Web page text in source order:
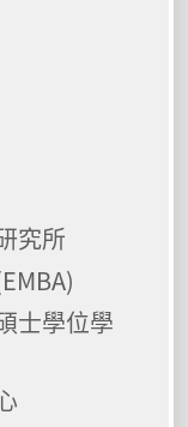
究所
士學位學